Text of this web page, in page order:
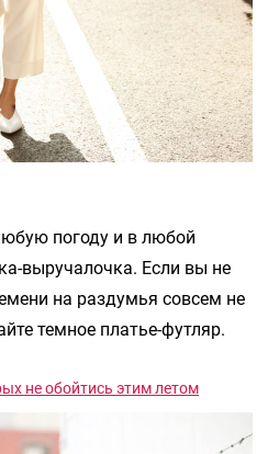
погоду и в любой
выручалочка. Если вы не
на раздумья совсем не
темное платье-футляр.
не обойтись этим летом